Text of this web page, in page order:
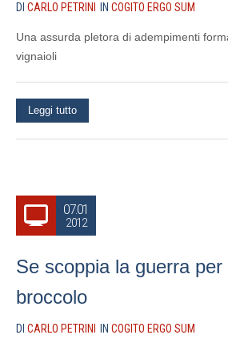
DI CARLO PETRINI IN COGITO ERGO SUM
Una assurda pletora di adempimenti
vignaioli
Leggi tutto
07.01
2012
Se scoppia la guerra
broccolo
DI CARLO PETRINI IN COGITO ERGO SUM